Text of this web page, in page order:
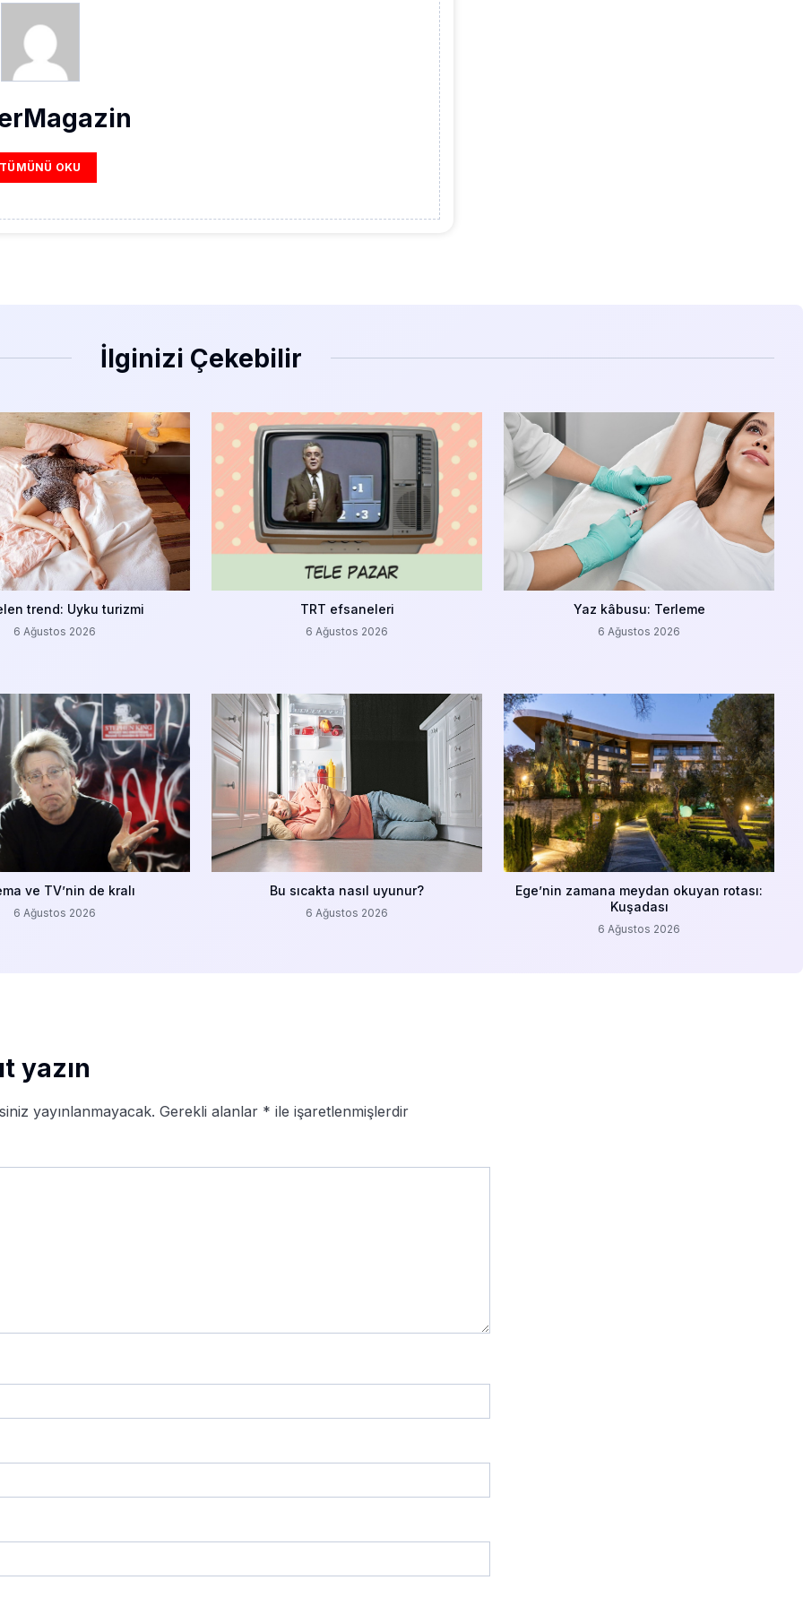
TÜMÜNÜ OKU
İlginizi Çekebilir
trend: Uyku turizmi
6 Ağustos 2026
TRT efsaneleri
6 Ağustos 2026
Yaz kâbusu: Terleme
6 Ağustos 2026
ve TV’nin de kralı
6 Ağustos 2026
Bu sıcakta nasıl uyunur?
6 Ağustos 2026
Ege’nin zamana meydan okuyan rotası:
Kuşadası
6 Ağustos 2026
yazın
yayınlanmayacak. Gerekli alanlar * ile işaretlenmişlerdir